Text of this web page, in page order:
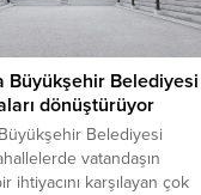
Büyükşehir Belediyesi
dönüştürüyor
Belediyesi
vatandaşın
ihtiyacını karşılayan çok